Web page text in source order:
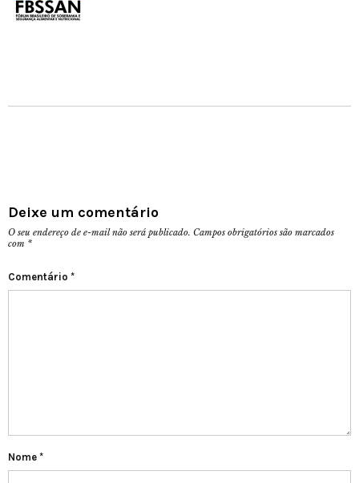
Deixe um comentário
O seu endereço de e-mail não será publicado. Campos obrigatórios são marcados
com *
Comentário *
Nome *